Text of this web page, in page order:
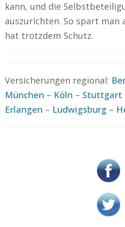
kann, und die
auszurichten. So spart man
hat trotzdem Schutz.
Versicherungen regional:
München – Köln – Stuttgart
Erlangen – Ludwigsburg –